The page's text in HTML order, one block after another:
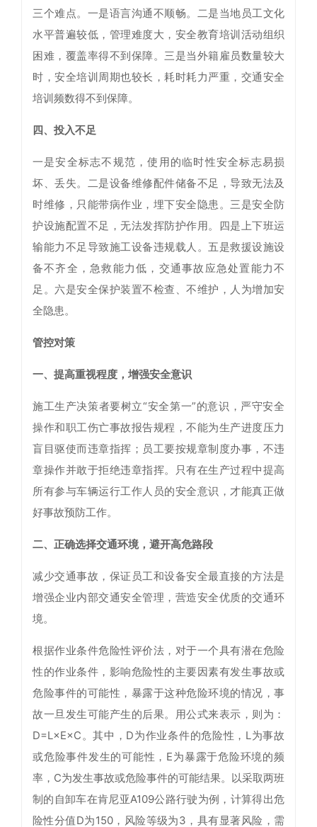
三个难点。一是语言沟通不顺畅。二是当地员工文化
水平普遍较低，管理难度大，安全教育培训活动组织
困难，覆盖率得不到保障。三是当外籍雇员数量较大
时，安全培训周期也较长，耗时耗力严重，交通安全
培训频数得不到保障。
四、投入不足
一是安全标志不规范，使用的临时性安全标志易损
坏、丢失。二是设备维修配件储备不足，导致无法及
时维修，只能带病作业，埋下安全隐患。三是安全防
护设施配置不足，无法发挥防护作用。四是上下班运
输能力不足导致施工设备违规载人。五是救援设施设
备不齐全，急救能力低，交通事故应急处置能力不
足。六是安全保护装置不检查、不维护，人为增加安
全隐患。
管控对策
一、提高重视程度，增强安全意识
施工生产决策者要树立“安全第一”的意识，严守安全
操作和职工伤亡事故报告规程，不能为生产进度压力
盲目驱使而违章指挥；员工要按规章制度办事，不违
章操作并敢于拒绝违章指挥。只有在生产过程中提高
所有参与车辆运行工作人员的安全意识，才能真正做
好事故预防工作。
二、正确选择交通环境，避开高危路段
减少交通事故，保证员工和设备安全最直接的方法是
增强企业内部交通安全管理，营造安全优质的交通环
境。
根据作业条件危险性评价法，对于一个具有潜在危险
性的作业条件，影响危险性的主要因素有发生事故或
危险事件的可能性，暴露于这种危险环境的情况，事
故一旦发生可能产生的后果。用公式来表示，则为：
D=L×E×C。其中，D为作业条件的危险性，L为事故
或危险事件发生的可能性，E为暴露于危险环境的频
率，C为发生事故或危险事件的可能结果。以采取两班
制的自卸车在肯尼亚A109公路行驶为例，计算得出危
险性分值D为150，风险等级为3，具有显著风险，需